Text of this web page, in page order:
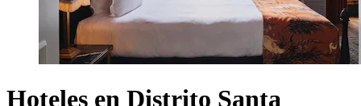
Hoteles en Distrito Santa